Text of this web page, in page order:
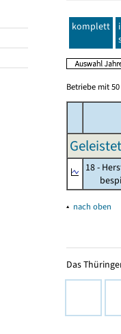
komplett
Betriebe mit
18 -
▴ nach oben
Das